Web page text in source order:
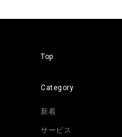
Top
Category
新着
サービス